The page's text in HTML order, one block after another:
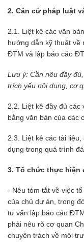
2. Căn cứ pháp luật
2.1. Liệt kê các văn
hướng dẫn kỹ thuật về
ĐTM và lập báo cáo
Lưu ý: Cần nêu đầy
trích yếu nội dung, cơ
2.2. Liệt kê đầy đủ các
bằng văn bản của các
2.3. Liệt kê các tài
dụng trong quá trình
3. Tổ chức thực hiện
- Nêu tóm tắt về việc
của chủ dự án, trong
tư vấn lập báo cáo
phải nêu rõ cơ quan
chuyên trách về môi